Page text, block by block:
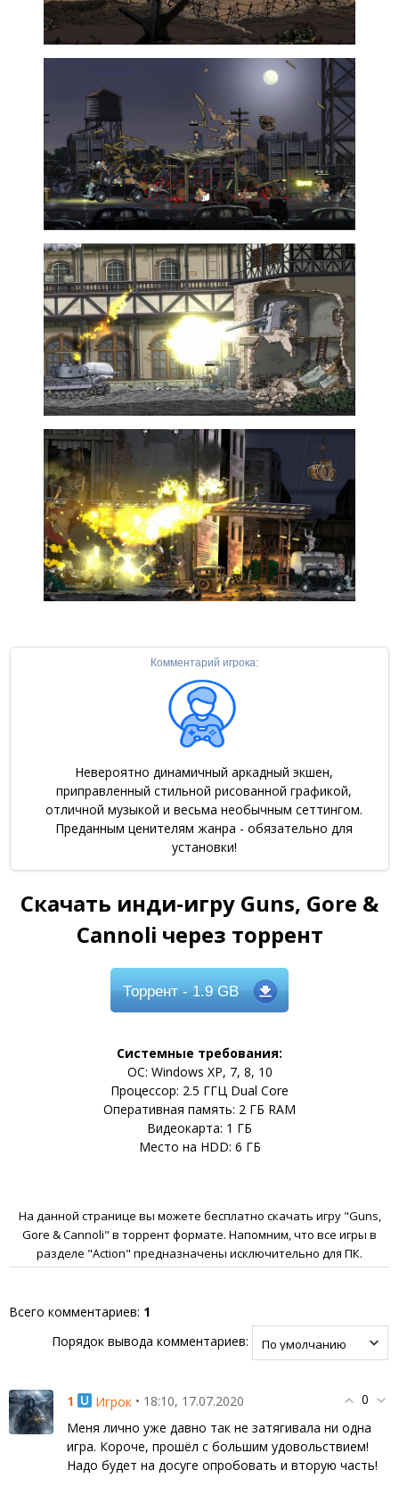
Комментарий игрока:
Невероятно динамичный аркадный экшен,
приправленный стильной рисованной графикой,
отличной музыкой и весьма необычным сеттингом.
Преданным ценителям жанра - обязательно для
установки!
Скачать инди-игру Guns, Gore &
Cannoli через торрент
Торрент- 1.9 GB
Системные требования:
ОС: Windows XP, 7, 8, 10
Процессор: 2.5 ГГЦ Dual Core
Оперативная память: 2 ГБ RAM
Видеокарта: 1 ГБ
Место на HDD: 6 ГБ
На данной странице вы можете бесплатно скачать игру "Guns,
Gore & Cannoli" в торрент формате. Напомним, что все игры в
разделе "Action" предназначены исключительно для ПК.
Всего комментариев: 1
Порядок вывода комментариев:
0
1 Игрок • 18:10, 17.07.2020
Меня лично уже давно так не затягивала ни одна
игра. Короче, прошёл с большим удовольствием!
Надо будет на досуге опробовать и вторую часть!